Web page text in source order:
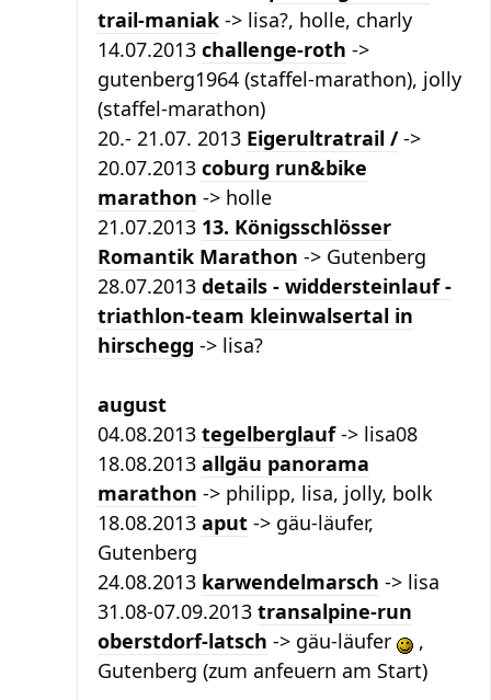
trail-maniak -> lisa?, holle, charly
14.07.2013 challenge-roth ->
gutenberg1964 (staffel-marathon), jolly
(staffel-marathon)
20.- 21.07. 2013 Eigerultratrail /->
20.07.2013 coburg run&bike
marathon -> holle
21.07.2013 13. Königsschlösser
Romantik Marathon -> Gutenberg
28.07.2013 details - widdersteinlauf -
triathlon-team kleinwalsertal in
hirschegg -> lisa?
august
04.08.2013 tegelberglauf-> lisa08
18.08.2013 allgäu panorama
marathon -> philipp, lisa, jolly, bolk
18.08.2013 aput -> gäu-läufer,
Gutenberg
24.08.2013 karwendelmarsch -> lisa
31.08-07.09.2013 transalpine-run
oberstdorf-latsch -> gäu-läufer
,
Gutenberg (zum anfeuern am Start)